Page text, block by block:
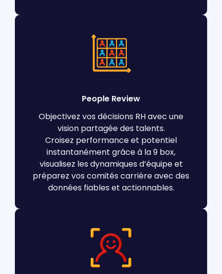
People Review
Objectivez vos décisions RH avec une
vision partagée des talents.
Croisez performance et potentiel
instantanément grâce à la 9 box,
visualisez les dynamiques d’équipe et
préparez vos comités carrière avec des
données fiables et actionnables.